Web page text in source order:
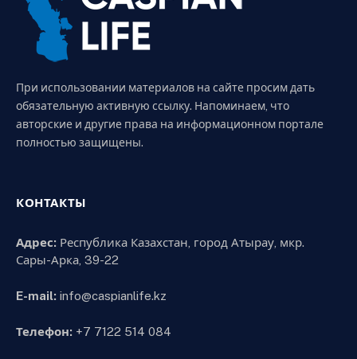
При использовании материалов на сайте просим дать
обязательную активную ссылку. Напоминаем, что
авторские и другие права на информационном портале
полностью защищены.
КОНТАКТЫ
Адрес: Республика Казахстан, город Атырау, мкр.
Сары-Арка, 39-22
E-mail: info@caspianlife.kz
Телефон: +7 7122 514 084